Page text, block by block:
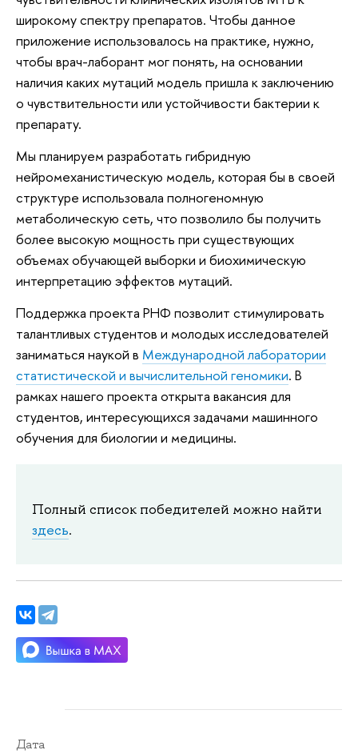
широкому спектру препаратов. Чтобы данное
приложение использовалось на практике, нужно,
чтобы врач-лаборант мог понять, на основании
наличия каких мутаций модель пришла к заключению
о чувствительности или устойчивости бактерии к
препарату.
Мы планируем разработать гибридную
нейромеханистическую модель, которая бы в своей
структуре использовала полногеномную
метаболическую сеть, что позволило бы получить
более высокую мощность при существующих
объемах обучающей выборки и биохимическую
интерпретацию эффектов мутаций.
Поддержка проекта РНФ позволит стимулировать
талантливых студентов и молодых исследователей
заниматься наукой в Международной лаборатории
статистической и вычислительной геномики. В
рамках нашего проекта открыта вакансия для
студентов, интересующихся задачами машинного
обучения для биологии и медицины.
Полный список победителей можно найти
здесь.
Дата